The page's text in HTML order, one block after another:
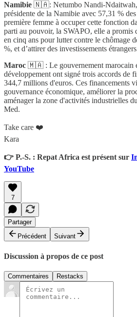
Namibie 🇳🇦: Netumbo Nandi-Ndaitwah,
présidente de la Namibie avec 57,31 %
première femme à occuper cette fonction
parti au pouvoir, la SWAPO, elle a promis
en cinq ans pour lutter contre le chômage
%, et d’attirer des investissements
Maroc 🇲🇦 : Le gouvernement marocain
développement ont signé trois accords de
344,7 millions d'euros. Ces financements
gouvernance économique, améliorer la
aménager la zone d'activités industrielles
Med.
Take care ❤️
Kara
👉 P.-S. : Repat Africa est présent sur
YouTube
7
Partager
Précédent
Suivant
Discussion à propos de ce post
Commentaires Restacks